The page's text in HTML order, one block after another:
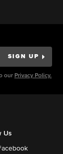
our Privacy Policy.
Us